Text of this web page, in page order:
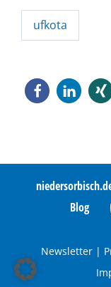
ufkota
Blog
Newsletter |